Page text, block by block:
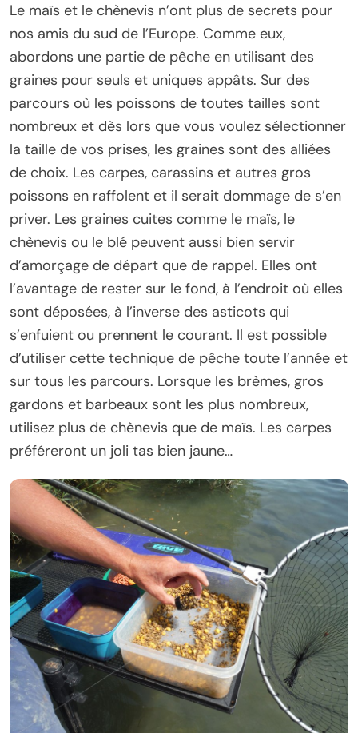
Le maïs et le chènevis n’ont plus de secrets pour
nos amis du sud de l’Europe. Comme eux,
abordons une partie de pêche en utilisant des
graines pour seuls et uniques appâts. Sur des
parcours où les poissons de toutes tailles sont
nombreux et dès lors que vous voulez sélectionner
la taille de vos prises, les graines sont des alliées
de choix. Les carpes, carassins et autres gros
poissons en raffolent et il serait dommage de s’en
priver. Les graines cuites comme le maïs, le
chènevis ou le blé peuvent aussi bien servir
d’amorçage de départ que de rappel. Elles ont
l’avantage de rester sur le fond, à l’endroit où elles
sont déposées, à l’inverse des asticots qui
s’enfuient ou prennent le courant. Il est possible
d’utiliser cette technique de pêche toute l’année et
sur tous les parcours. Lorsque les brèmes, gros
gardons et barbeaux sont les plus nombreux,
utilisez plus de chènevis que de maïs. Les carpes
préféreront un joli tas bien jaune…